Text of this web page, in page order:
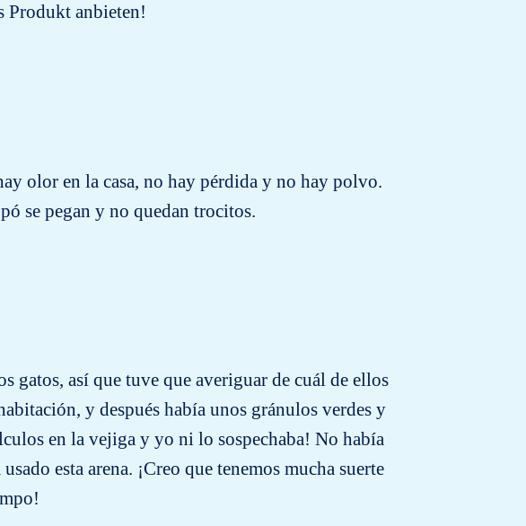
Produkt anbieten!
olor en la casa, no hay pérdida y no hay polvo.
se pegan y no quedan trocitos.
gatos, así que tuve que averiguar de cuál de ellos
y después había unos gránulos verdes y
en la vejiga y yo ni lo sospechaba! No había
esta arena. ¡Creo que tenemos mucha suerte